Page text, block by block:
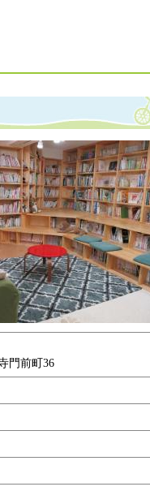
門前町36